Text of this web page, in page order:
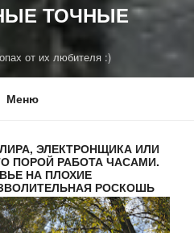
ТОЧНЫЕ
от их любителя :)
Меню
ЭЛЕКТРОНЩИКА ИЛИ
ПОРОЙ РАБОТА ЧАСАМИ.
НА ПЛОХИЕ
РОСКОШЬ